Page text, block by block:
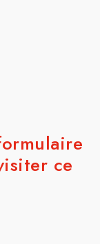
ce